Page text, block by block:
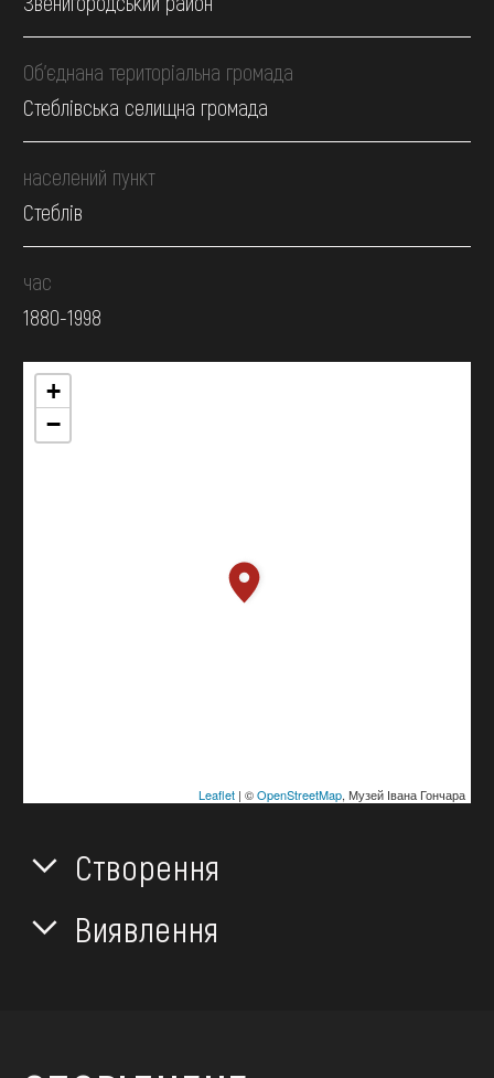
Об’єднана територіальна громада
Стеблівська селищна громада
населений пункт
Стеблів
час
1880-1998
+
−
Leaflet| ©OpenStreetMap, Музей Івана Гончара
Створення
Виявлення